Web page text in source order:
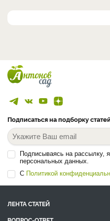
Подписаться на подборку
Подписываясь на рассылку,
персональных данных.
С Политикой
ЛЕНТА СТАТЕЙ